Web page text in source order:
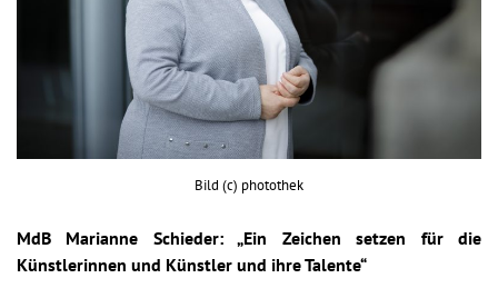
Bild (c) photothek
MdB Marianne Schieder: „Ein Zeichen setzen für die
Künstlerinnen und Künstler und ihre Talente“